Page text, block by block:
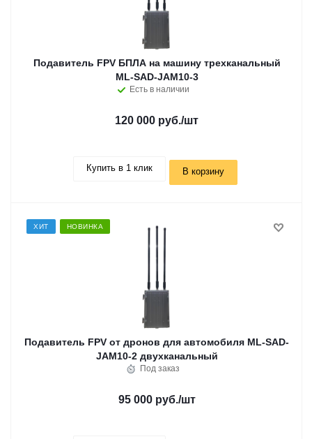
Подавитель FPV БПЛА на машину трехканальный
ML-SAD-JAM10-3
Есть в наличии
120 000 руб./шт
Купить в 1 клик В корзину
ХИТ НОВИНКА
Подавитель FPV от дронов для автомобиля ML-SAD-
JAM10-2 двухканальный
Под заказ
95 000 руб./шт